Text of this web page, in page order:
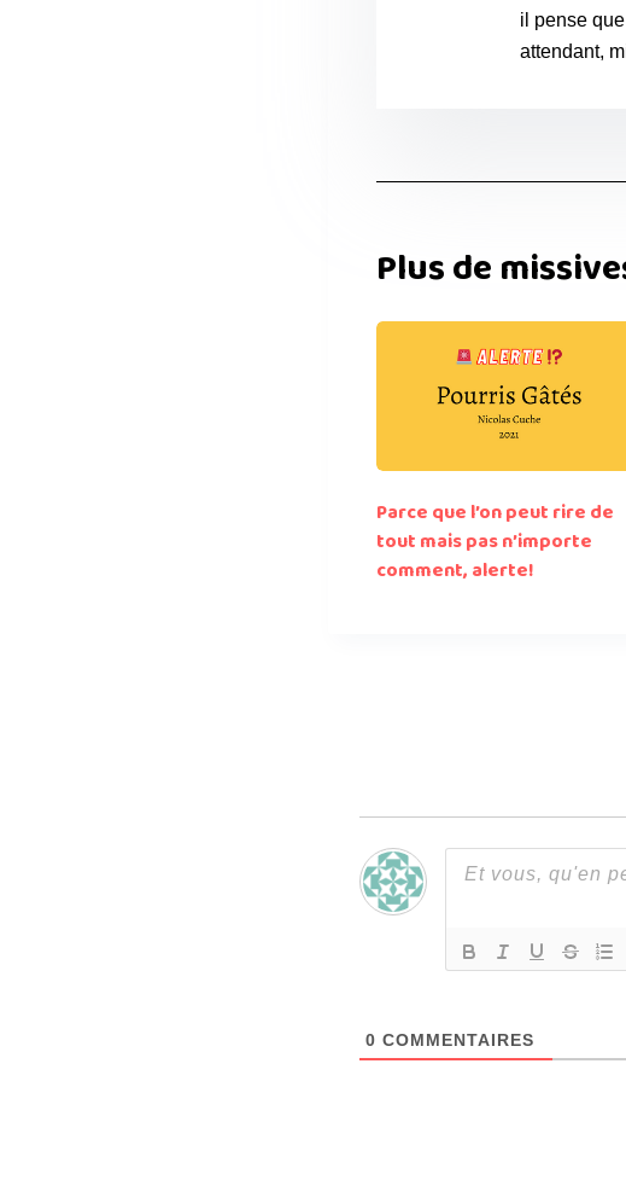
il pense
attendant,
Plus de
Parce que l’on peut rire de
tout mais pas n’importe
comment, alerte!
0 COMMENTAIRES